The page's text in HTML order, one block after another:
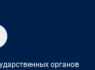
органов